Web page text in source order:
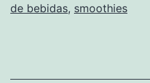
de bebidas, smoothies